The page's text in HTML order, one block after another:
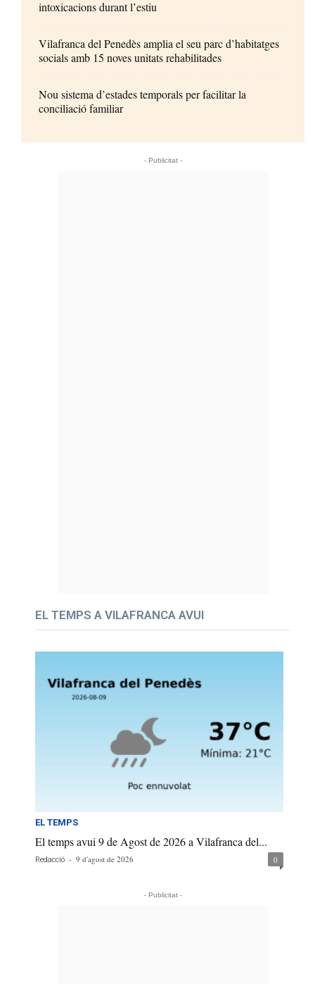
intoxicacions durant l’estiu
Vilafranca del Penedès amplia el seu parc d’habitatges
socials amb 15 noves unitats rehabilitades
Nou sistema d’estades temporals per facilitar la
conciliació familiar
- Publicitat -
EL TEMPS A VILAFRANCA AVUI
EL TEMPS
El temps avui 9 de Agost de 2026 a Vilafranca del...
Redacció - 9 d'agost de 2026 0
- Publicitat -